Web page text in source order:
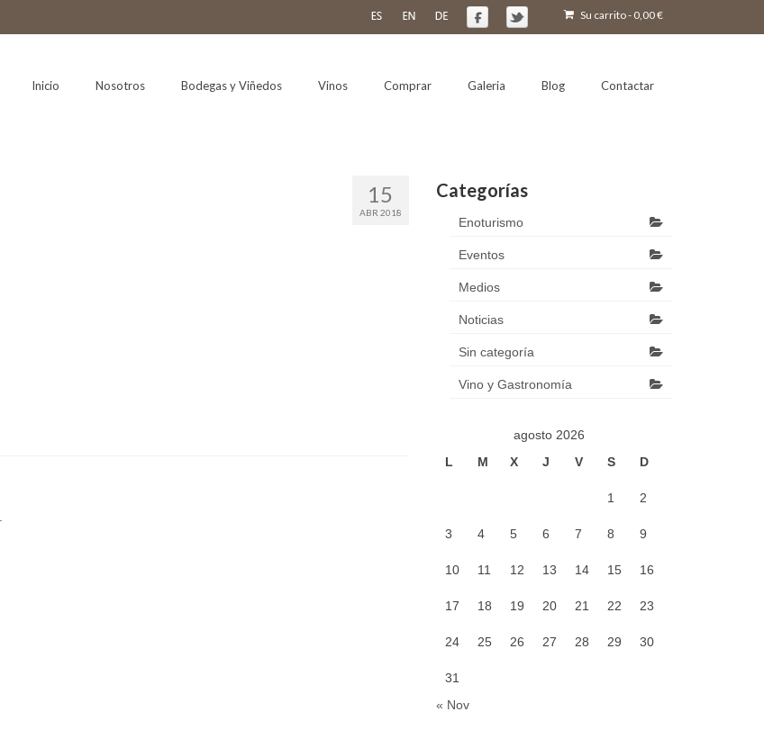
Su carrito- 0,00€
Inicio Nosotros Bodegas y Viñedos Vinos Comprar Galeria Blog Contactar
15
ABR 2018
Categorías
Enoturismo
Eventos
Medios
Noticias
Sin categoría
Vino y Gastronomía
agosto 2026
L
M X J V S D
1 2
3 4 5 6 7 8 9
10 11 12 13 14 15 16
17 18 19 20 21 22 23
24 25 26 27 28 29 30
31
« Nov